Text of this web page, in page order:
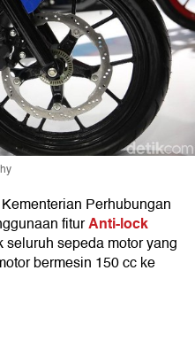
Perhubungan
fiturAnti-lock
seluruh sepeda motor yang
bermesin 150 cc ke